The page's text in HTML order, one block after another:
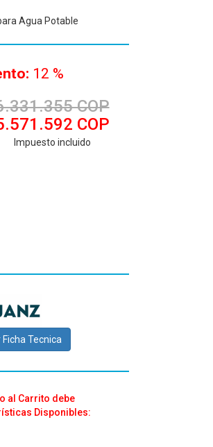
Agua Potable
12 %
COP
COP
Impuesto incluido
Ficha Tecnica
al Carrito debe
Disponibles: